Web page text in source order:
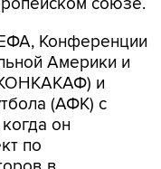
союзе.
Конференции
Америки и
и
(АФК) с
он
по